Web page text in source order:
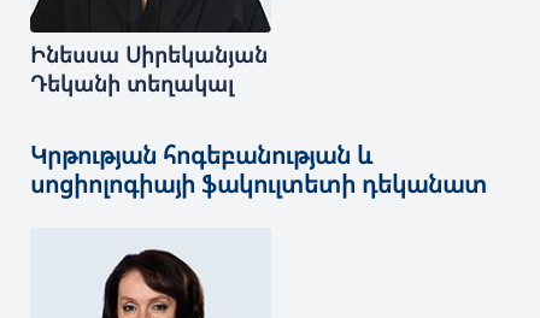
Ինեսսա Սիրեկանյան
Դեկանի տեղակալ
Կրթության հոգեբանության և
սոցիոլոգիայի ֆակուլտետի դեկանատ